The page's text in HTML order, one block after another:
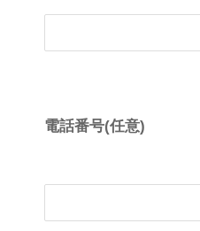
電話番号(任意)